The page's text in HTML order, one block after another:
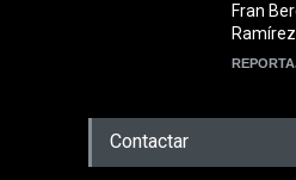
Fran
Ramírez
Contactar